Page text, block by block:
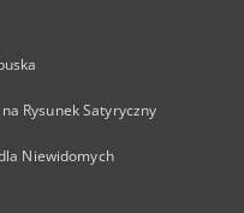
Rysunek Satyryczny
Niewidomych